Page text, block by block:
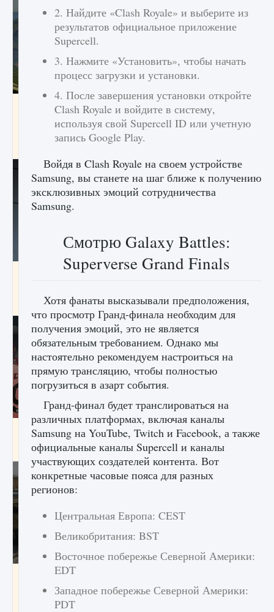
Как исправить ошибку Palworld EPalworld
«Идет сохранение мира — Невозможно
начать сохранение данных мира»
2 711
Все новые функции в режиме карьеры EA
9 августа 2024 2 096 0 2
Входят ли «Милан» и «Интер» в EA FC 25
9 августа 2024 2 064 0 1
Как исправить текстовую ошибку
пользовательского интерфейса Delta
Force Hawk Ops
2. Найдите «Clash Royale» и выберите из
результатов официальное приложение
Supercell.
3. Нажмите «Установить», чтобы начать
процесс загрузки и установки.
4. После завершения установки откройте
Clash Royale и войдите в систему,
используя свой Supercell ID или учетную
запись Google Play.
Войдя в Clash Royale на своем устройстве
Samsung, вы станете на шаг ближе к получению
эксклюзивных эмоций сотрудничества
Samsung.
Смотрю Galaxy Battles:
Superverse Grand Finals
Хотя фанаты высказывали предположения,
что просмотр Гранд-финала необходим для
получения эмоций, это не является
обязательным требованием. Однако мы
настоятельно рекомендуем настроиться на
прямую трансляцию, чтобы полностью
погрузиться в азарт события.
Гранд-финал будет транслироваться на
различных платформах, включая каналы
Samsung на YouTube, Twitch и Facebook, а также
официальные каналы Supercell и каналы
участвующих создателей контента. Вот
конкретные часовые пояса для разных
регионов:
Центральная Европа: CEST
Великобритания: BST
Восточное побережье Северной Америки:
EDT
Западное побережье Северной Америки:
PDT